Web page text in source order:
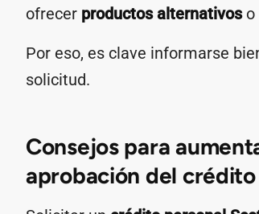
ofrecer productos alternativoso
Por eso, es clave informarse
solicitud.
Consejos para
aprobación del crédito